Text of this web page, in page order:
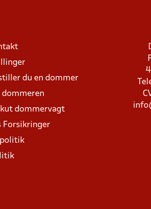
du en dommer
dommeren
dommervagt
Forsikringer